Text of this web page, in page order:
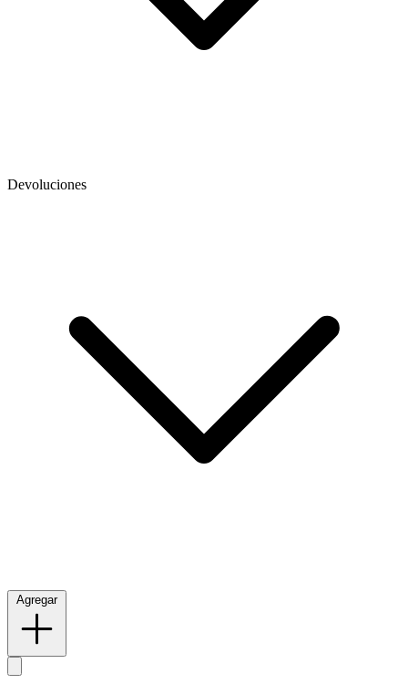
Devoluciones
Agregar